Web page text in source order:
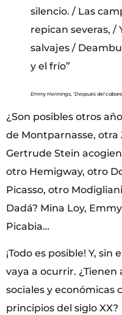
silencio. / Las
repican severas, /
salvajes /
y el frío”
Emmy Hennings, ‘Después del
¿Son posibles otros
de Montparnasse, otra
Gertrude Stein
otro Hemigway, otro
Picasso, otro
Dadá? Mina Loy,
Picabia…
¡Todo es posible! Y,
vaya a ocurrir.
sociales y económicas
principios del siglo XX?